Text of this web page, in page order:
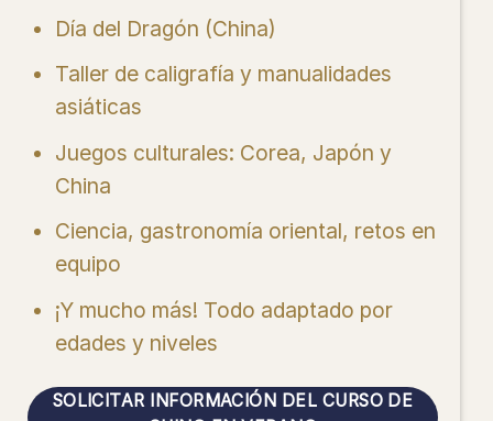
Día del Dragón (China)
Taller de caligrafía y manualidades
asiáticas
Juegos culturales: Corea, Japón y
China
Ciencia, gastronomía oriental, retos en
equipo
¡Y mucho más! Todo adaptado por
edades y niveles
SOLICITAR INFORMACIÓN DEL CURSO DE